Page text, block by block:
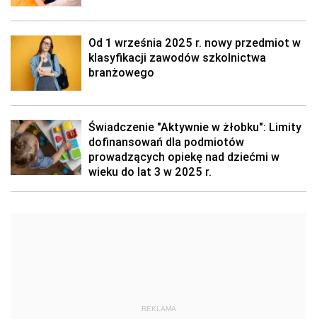
Od 1 września 2025 r. nowy przedmiot w
klasyfikacji zawodów szkolnictwa
branżowego
Świadczenie "Aktywnie w żłobku": Limity
dofinansowań dla podmiotów
prowadzących opiekę nad dziećmi w
wieku do lat 3 w 2025 r.
REKLAMA